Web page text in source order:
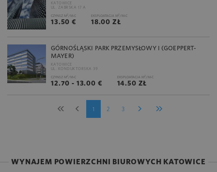
KATOWICE
UL. ZABRSKA 17 A
CZYNSZ M2 /M-C
13.50 €
EKSPLOATACJA M2 /M-C
18.00 ZŁ
GÓRNOŚLĄSKI PARK PRZEMYSŁOWY I (GOEPPERT-
MAYER)
KATOWICE
UL. KONDUKTORSKA 39
CZYNSZ M2 /M-C
12.70 - 13.00 €
EKSPLOATACJA M2 /M-C
14.50 ZŁ
1 2 3
WYNAJEM POWIERZCHNI BIUROWYCH KATOWICE